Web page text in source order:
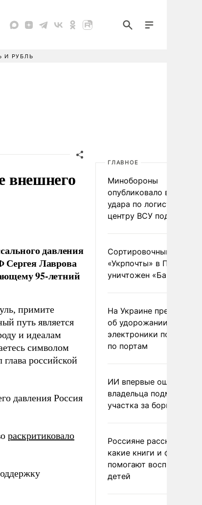
И РУБЛЬ
внешнего
давления
Сергея Лаврова
95-летний
примите
путь является
и идеалам
символом
российской
давления Россия
раскритиковало
ГЛАВНОЕ
Минобороны
опубликовало видео
удара по
центру ВСУ под Киевом
Сортировочный пункт
«Укрпочты» в
уничтожен
На Украине
об удорожании
электроники после
по портам
ИИ впервые
владельца
участка за борщевик
Россияне рассказали,
какие книги и фильмы
помогают воспитывать
детей